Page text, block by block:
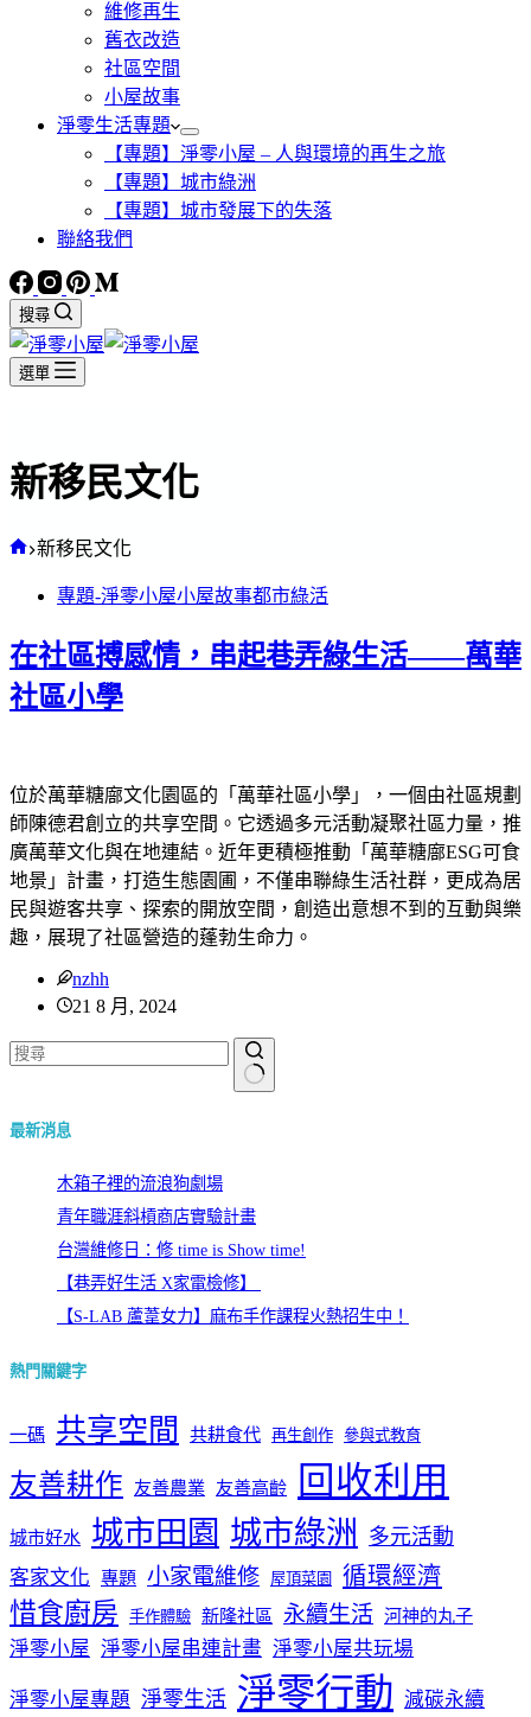
維修再生
舊衣改造
社區空間
小屋故事
淨零生活專題
【專題】淨零小屋 – 人與環境的再生之旅
【專題】城市綠洲
【專題】城市發展下的失落
聯絡我們
搜尋
選單
新移民文化
首新移民文化
專題-淨零小屋小屋故事都市綠活
在社區搏感情，串起巷弄綠生活——萬華
社區小學
位於萬華糖廍文化園區的「萬華社區小學」，一個由社區規劃
師陳德君創立的共享空間。它透過多元活動凝聚社區力量，推
廣萬華文化與在地連結。近年更積極推動「萬華糖廍ESG可食
地景」計畫，打造生態園圃，不僅串聯綠生活社群，更成為居
民與遊客共享、探索的開放空間，創造出意想不到的互動與樂
趣，展現了社區營造的蓬勃生命力。
nzhh
21 8 月, 2024
不
果
最新消息
木箱子裡的流浪狗劇場
青年職涯斜槓商店實驗計畫
台灣維修日：修 time is Show time!
【巷弄好生活 X家電檢修】 ​
【S-LAB 蘆葦女力】麻布手作課程火熱招生中！
熱門關鍵字
一碼 共享空間 共耕食代 再生創作 參與式教育
友善耕作 友善農業 友善高齡 回收利用
城市好水 城市田園 城市綠洲 多元活動
客家文化 專題 小家電維修 屋頂菜園 循環經濟
惜食廚房 手作體驗 新隆社區 永續生活 河神的丸子
淨零小屋 淨零小屋串連計畫 淨零小屋共玩場
淨零小屋專題 淨零生活 淨零行動 減碳永續